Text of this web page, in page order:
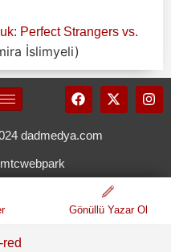
Perfect Strangers vs.
İslimyeli)
dadmedya.com
Gönüllü Yazar Ol